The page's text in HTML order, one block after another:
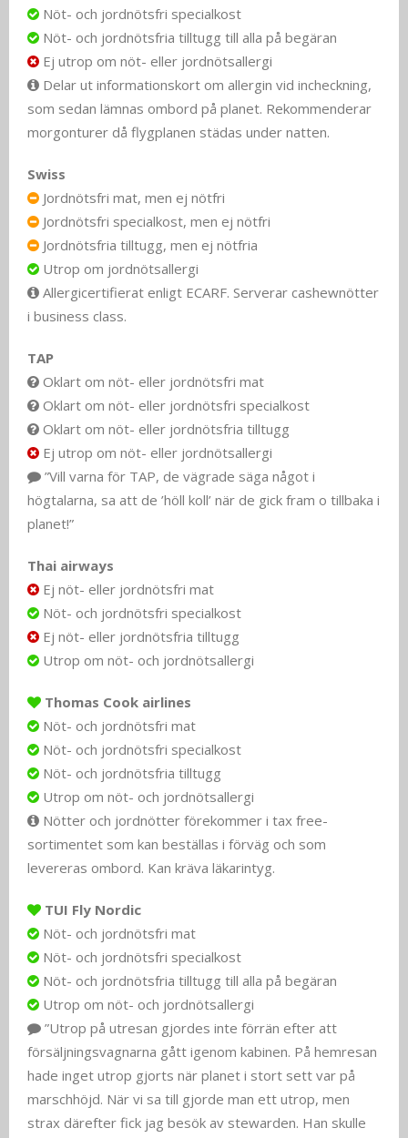
Nöt- och jordnötsfri specialkost
Nöt- och jordnötsfria tilltugg till alla på begäran
Ej utrop om nöt- eller jordnötsallergi
Delar ut informationskort om allergin vid incheckning,
som sedan lämnas ombord på planet. Rekommenderar
morgonturer då flygplanen städas under natten.
Swiss
Jordnötsfri mat, men ej nötfri
Jordnötsfri specialkost, men ej nötfri
Jordnötsfria tilltugg, men ej nötfria
Utrop om jordnötsallergi
Allergicertifierat enligt ECARF. Serverar cashewnötter
i business class.
TAP
Oklart om nöt- eller jordnötsfri mat
Oklart om nöt- eller jordnötsfri specialkost
Oklart om nöt- eller jordnötsfria tilltugg
Ej utrop om nöt- eller jordnötsallergi
”Vill varna för TAP, de vägrade säga något i
högtalarna, sa att de ’höll koll’ när de gick fram o tillbaka i
planet!”
Thai airways
Ej nöt- eller jordnötsfri mat
Nöt- och jordnötsfri specialkost
Ej nöt- eller jordnötsfria tilltugg
Utrop om nöt- och jordnötsallergi
Thomas Cook airlines
Nöt- och jordnötsfri mat
Nöt- och jordnötsfri specialkost
Nöt- och jordnötsfria tilltugg
Utrop om nöt- och jordnötsallergi
Nötter och jordnötter förekommer i tax free-
sortimentet som kan beställas i förväg och som
levereras ombord. Kan kräva läkarintyg.
TUI Fly Nordic
Nöt- och jordnötsfri mat
Nöt- och jordnötsfri specialkost
Nöt- och jordnötsfria tilltugg till alla på begäran
Utrop om nöt- och jordnötsallergi
”Utrop på utresan gjordes inte förrän efter att
försäljningsvagnarna gått igenom kabinen. På hemresan
hade inget utrop gjorts när planet i stort sett var på
marschhöjd. När vi sa till gjorde man ett utrop, men
strax därefter fick jag besök av stewarden. Han skulle